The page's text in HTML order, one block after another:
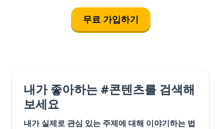
무료 가입하기
내가 좋아하는 #콘텐츠를 검색해
보세요
내가 실제로 관심 있는 주제에 대해 이야기하는 법